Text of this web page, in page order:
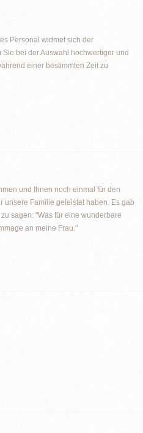
Personal widmet sich der
bei der Auswahl hochwertiger und
einer bestimmten Zeit zu
und Ihnen noch einmal für den
unsere Familie geleistet haben. Es gab
sagen: "Was für eine wunderbare
an meine Frau."